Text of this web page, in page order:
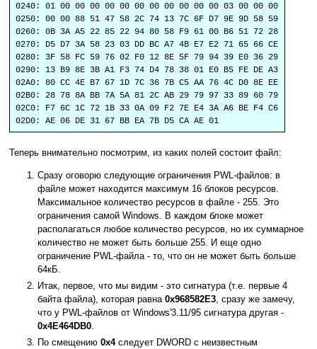
0240: 01 00 00 00 00 00 00 00 00 00 00 00 03 00 00 00
0250: 00 00 88 51 47 58 2C 74 13 7C 6F D7 9E 9D 58 59
0260: 0B 3A A5 22 85 22 94 80 58 F9 61 00 B6 51 72 28
0270: D5 D7 3A 58 23 03 DD BC A7 4B E7 E2 71 65 66 CE
0280: 3F 58 FC 59 76 02 F0 12 8E 5F 79 94 39 E0 36 29
0290: 13 B9 8E 3B A1 F3 74 D4 78 38 01 E0 B5 FE DE A3
02A0: 80 CC 4E B7 67 1D 7C 36 7B C5 AA 76 4C D0 8E EE
02B0: 28 78 8A BB 7A 5A 81 2C AB 29 79 97 33 89 60 79
02C0: F7 6C 1C 72 1B 33 0A 09 F2 7E E4 3A A6 BE F4 C6
02D0: AE 06 DE 31 67 BB EA 7B D5 CA AE 01
Теперь внимательно посмотрим, из каких полей состоит файл:
Сразу оговорю следующие ограничения PWL-файлов: в
файле может находится максимум 16 блоков ресурсов.
Максимальное количество ресурсов в файле - 255. Это
ограничения самой Windows. В каждом блоке может
располагаться любое количество ресурсов, но их суммарное
количество не может быть больше 255. И еще одно
ограничение PWL-файла - то, что он не может быть больше
64кБ.
Итак, первое, что мы видим - это сигнатура (т.е. первые 4
байта файла), которая равна 0x968582E3, сразу же замечу,
что у PWL-файлов от Windows'3.11/95 сигнатура другая -
0x4E464DB0.
По смещению 0x4следует DWORD с неизвестным